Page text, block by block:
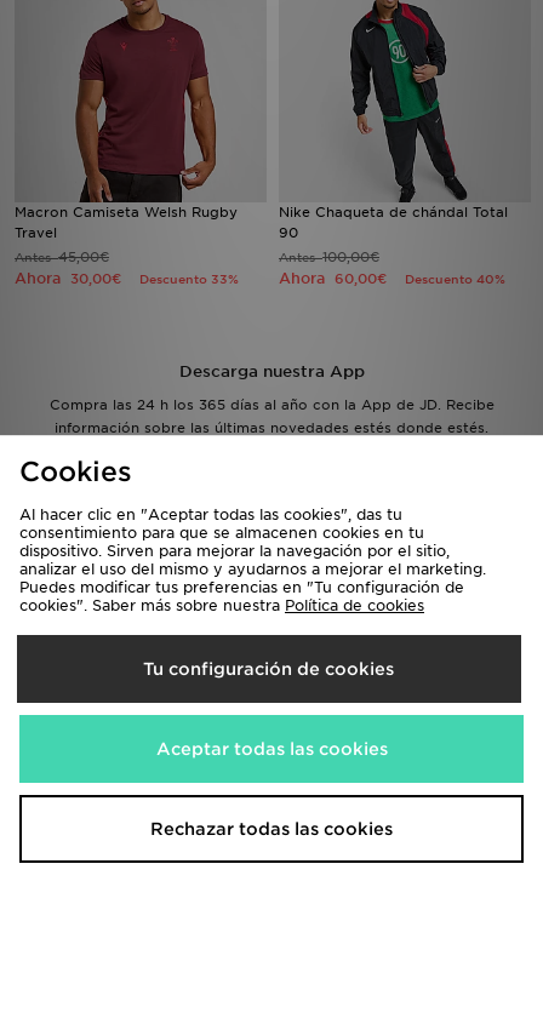
Macron Camiseta Welsh Rugby
Travel
Antes45,00€
Ahora 30,00€ Descuento 33%
Nike Chaqueta de chándal Total
90
Antes100,00€
Ahora 60,00€ Descuento 40%
Descarga nuestra App
Compra las 24 h los 365 días al año con la App de JD. Recibe
información sobre las últimas novedades estés donde estés.
Darse de alta en la Newsletter
Ver en pantalla completa
Buscador de tiendas
Envíos y devoluciones
Descuento por ser estudiante
Localiza tu pedido
Cookies
Al hacer clic en "Aceptar todas las cookies", das tu
consentimiento para que se almacenen cookies en tu
dispositivo. Sirven para mejorar la navegación por el sitio,
analizar el uso del mismo y ayudarnos a mejorar el marketing.
Puedes modificar tus preferencias en "Tu configuración de
cookies". Saber más sobre nuestra Política de cookies
Tu configuración de cookies
Aceptar todas las cookies
Rechazar todas las cookies